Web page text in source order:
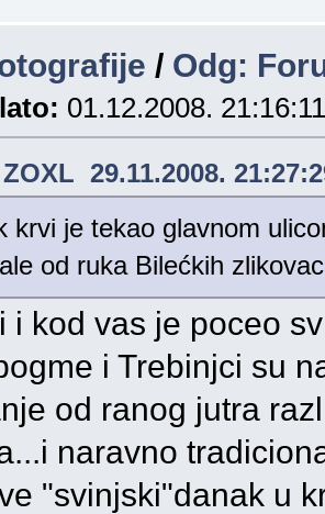
/ Odg:
01.12.2008.
29.11.2008.
krvi je tekao glavnom
od ruka Bilećkih
i kod vas je poceo
i Trebinjci su
od ranog jutra
naravno
"svinjski"danak u